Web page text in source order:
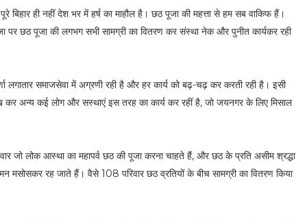
ही नहीं देश भर में हर्ष का माहौल है। छठ पूजा की महत्ता से हम सब वाकिफ हैं।
पर छठ पूजा की लगभग सभी सामग्री का वितरण कर संस्था नेक और पुनीत कार्यकर रही
लगातार समाजसेवा में अग्रणी रही है और हर कार्य को बढ़-चढ़ कर करती रही है। इसी
अन्य कई लोग और सस्थाएं इस तरह का कार्य कर रहीं है, जो जयनगर के लिए मिसाल
जो लोक आस्था का महापर्व छठ की पूजा करना चाहते हैं, और छठ के प्रति असीम श्रद्धा
रह जाते हैं। वैसे 108 परिवार छठ व्रतियों के बीच सामग्री का वितरण किया